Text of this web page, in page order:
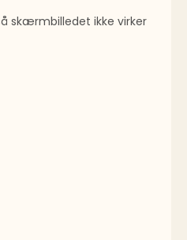
skærmbilledet ikke virker